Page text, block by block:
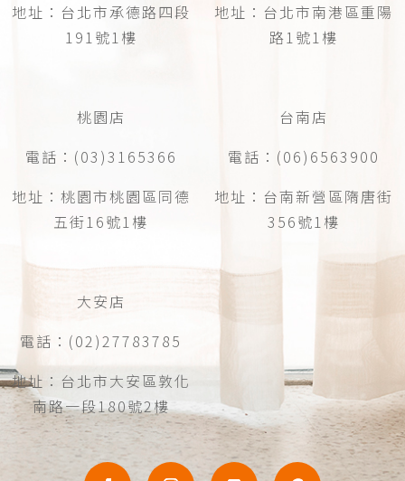
地址：台北市承德路四段
191號1樓
地址：台北市南港區重陽
路1號1樓
桃園店
電話：(03)3165366
地址：桃園市桃園區同德
五街16號1樓
台南店
電話：(06)6563900
地址：台南新營區隋唐街
356號1樓
大安店
電話：(02)27783785
地址：台北市大安區敦化
南路一段180號2樓